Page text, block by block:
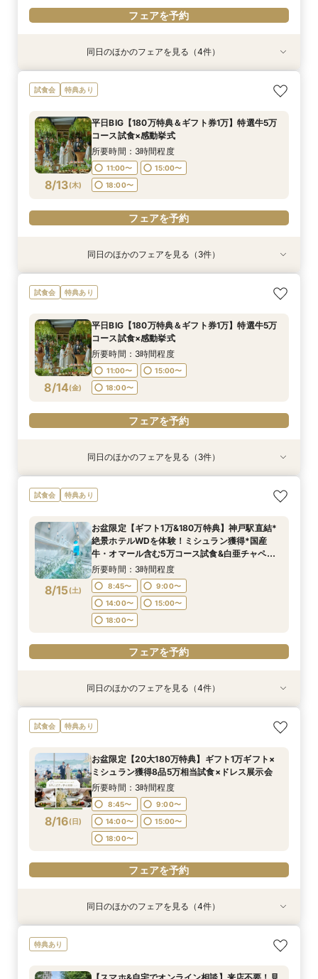
フェアを予約
特典あり
8/11(火)
【和婚希望＆和も洋もご検討されている方】挙式
体験×コース試食
8:45〜
9:00〜
14:00〜
15:00〜
18:00〜
特典あり
8/11(火)
【マイナビ限定少人数プラン】6～40名様までの
アットホームなパーティーをお考えのおふたりに
見学＆豪華試食堪能フェア
所要時間：3時間程度
14:00〜
15:00〜
18:00〜
フェアを予約
8/11(火)
【スマホ&自宅でオンライン相談】来店不要！見
学前の不安も解消
11:00〜
15:00〜
18:00〜
フェアを予約
特典あり
8/11(火)
【60分クイック相談】初めてでも安心◎会場内
覧&相談会
9:30〜
12:00〜
14:00〜
15:00〜
18:00〜
同日のほかのフェアを見る（4件）
試食会 特典あり
8/13(木)
平日BIG【180万特典＆ギフト券1万】特選牛5万
コース試食×感動挙式
所要時間：3時間程度
11:00〜
15:00〜
18:00〜
フェアを予約
8/13(木)
【スマホ&自宅でオンライン相談】来店不要！見
学前の不安も解消
11:00〜
15:00〜
18:00〜
フェアを予約
特典あり
8/13(木)
【180万20大特典付】純白チャペル挙式体験付×
豪華試食
11:00〜
15:00〜
18:00〜
フェアを予約
特典あり
8/13(木)
【和婚希望＆和も洋もご検討されている方】挙式
体験×コース試食
11:00〜
15:00〜
18:00〜
フェアを予約
同日のほかのフェアを見る（3件）
試食会 特典あり
8/14(金)
平日BIG【180万特典＆ギフト券1万】特選牛5万
コース試食×感動挙式
所要時間：3時間程度
11:00〜
15:00〜
18:00〜
フェアを予約
8/14(金)
【スマホ&自宅でオンライン相談】来店不要！見
学前の不安も解消
11:00〜
15:00〜
18:00〜
フェアを予約
特典あり
8/14(金)
【初見学に◎ドレス特典付】特選牛・オマール等
8品試食&挙式体験
11:00〜
15:00〜
18:00〜
フェアを予約
特典あり
8/14(金)
【和婚希望＆和も洋もご検討されている方】挙式
体験×コース試食
11:00〜
15:00〜
18:00〜
フェアを予約
同日のほかのフェアを見る（3件）
試食会 特典あり
8/15(土)
お盆限定【ギフト1万&180万特典】神戸駅直結*
絶景ホテルWDを体験！ミシュラン獲得*国産
牛・オマール含む5万コース試食&白亜チャペル
での挙式体験
所要時間：3時間程度
8:45〜
9:00〜
14:00〜
15:00〜
18:00〜
フェアを予約
特典あり
8/15(土 )
【和婚希望＆和も洋もご検討されている方】挙式
体験×コース試食
8:45〜
9:00〜
14:00〜
15:00〜
18:00〜
フェアを予約
特典あり
8/15(土 )
【マイナビ限定少人数プラン】6～40名様までの
アットホームなパーティーをお考えのおふたりに
見学＆豪華試食堪能フェア
所要時間：3時間程度
14:00〜
15:00〜
18:00〜
フェアを予約
8/15(土 )
【スマホ&自宅でオンライン相談】来店不要！見
学前の不安も解消
11:00〜
15:00〜
18:00〜
フェアを予約
特典あり
8/15(土 )
【60分クイック相談】初めてでも安心◎会場内
覧&相談会
9:30〜
12:00〜
14:00〜
15:00〜
18:00〜
フェアを予約
同日のほかのフェアを見る（4件）
試食会 特典あり
8/16(日)
お盆限定【20大180万特典】ギフト1万ギフト×
ミシュラン獲得8品5万相当試食×ドレス展示会
所要時間：3時間程度
8:45〜
9:00〜
14:00〜
15:00〜
18:00〜
フェアを予約
特典あり
【和婚希望＆和も洋もご検討されている方】挙式
特典あり
【マイナビ限定少人数プラン】6～40名様までの
アットホームなパーティーをお考えのおふたりに
【スマホ&自宅でオンライン相談】来店不要！見
特典あり
【60分クイック相談】初めてでも安心◎会場内
同日のほかのフェアを見る（4件）
特典あり